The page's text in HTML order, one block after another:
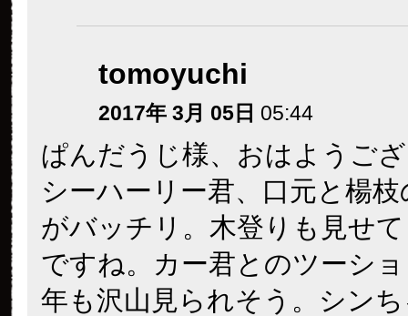
tomoyuchi
2017年 3月 05日 05:44
ぱんだうじ様、おはようご
シーハーリー君、口元と楊
がバッチリ。木登りも見せ
ですね。カー君とのツーシ
年も沢山見られそう。シン